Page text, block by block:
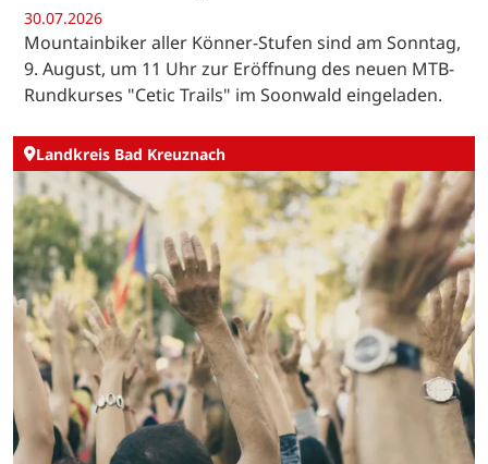
30.07.2026
Mountainbiker aller Könner-Stufen sind am Sonntag,
9. August, um 11 Uhr zur Eröffnung des neuen MTB-
Rundkurses "Cetic Trails" im Soonwald eingeladen.
Landkreis Bad Kreuznach